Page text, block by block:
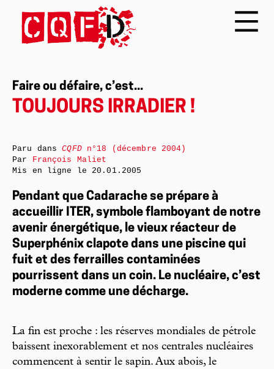
Faire ou défaire, c’est...
TOUJOURS IRRADIER !
Pendant que Cadarache se prépare à
accueillir ITER, symbole flamboyant de notre
avenir énergétique, le vieux réacteur de
Superphénix clapote dans une piscine qui
fuit et des ferrailles contaminées
pourrissent dans un coin. Le nucléaire, c’est
moderne comme une décharge.
La fin est proche : les réserves mondiales de pétrole
baissent inexorablement et nos centrales nucléaires
commencent à sentir le sapin. Aux abois, le
Paru dansCQFDn°18 (décembre 2004)
Par François Maliet
Mis en ligne le 20.01.2005